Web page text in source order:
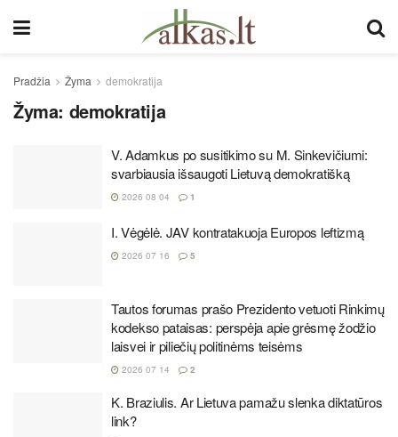
Pradžia Žyma demokratija
Žyma: demokratija
V. Adamkus po susitikimo su M. Sinkevičiumi:
svarbiausia išsaugoti Lietuvą demokratišką
2026 08 04 1
I. Vėgėlė. JAV kontratakuoja Europos leftizmą
2026 07 16 5
Tautos forumas prašo Prezidento vetuoti Rinkimų
kodekso pataisas: perspėja apie grėsmę žodžio
laisvei ir piliečių politinėms teisėms
2026 07 14 2
K. Braziulis. Ar Lietuva pamažu slenka diktatūros
link?